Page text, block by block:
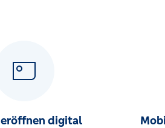
digital